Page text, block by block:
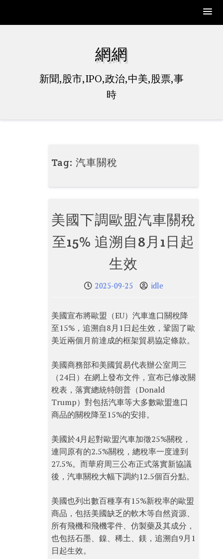
網網
新聞,股市,IPO,政治,中美,股票,事
時
Tag:汽車關稅
美國下調歐盟汽車關稅
至15% 追溯自8月1日起
生效
2025-09-25 idle
美國宣布將歐盟（EU）汽車進口關稅降
至15%，追溯自8月1日起生效，鞏固了歐
美近兩個月前達成的框架貿易協定條款。
美國商務部和美國貿易代表辦公室周三
（24日）在網上發布文件，宣布已修改關
稅表，落實總統特朗普（Donald
Trump）對包括汽車等大多數歐盟進口
商品的關稅降至15%的安排。
美國於4月起對歐盟汽車加徵25%關稅，
連同原有的2.5%關稅，總稅率一度達到
27.5%。而華府周三公布正式落實新協議
後，汽車關稅大幅下調約12.5個百分點。
美國也列出數百種享有15%新稅率的歐盟
商品，包括美國缺乏的軟木等自然資源、
所有飛機和飛機零件、仿製藥及其成分，
也包括石墨、鎳、稀土、鎂，追溯自9月1
日起生效。